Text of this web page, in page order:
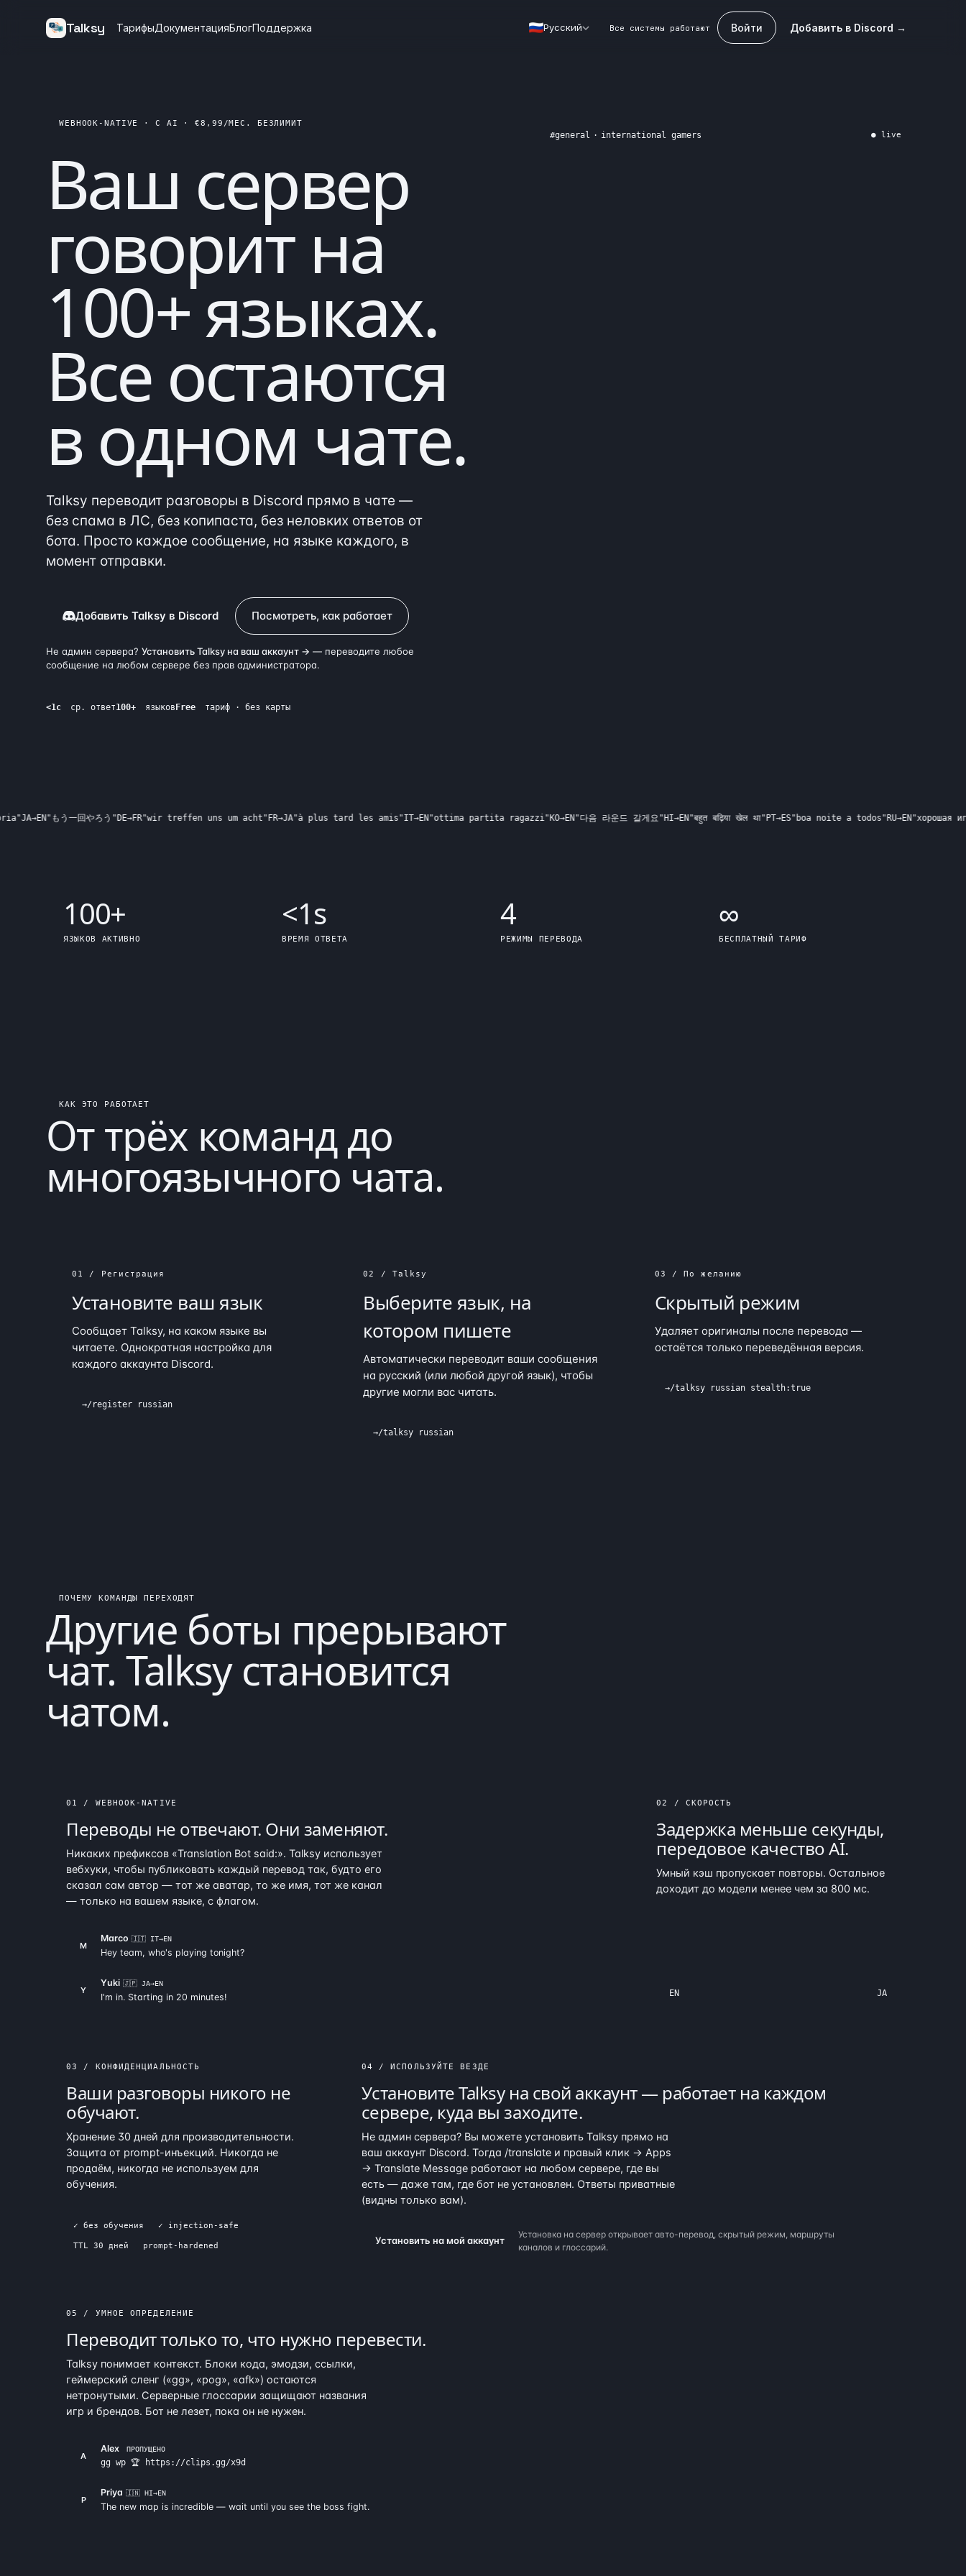
Talksy ТарифыДокументацияБлогПоддержка Русский Все системы работают Войти Добавить в Discord →
WEBHOOK-NATIVE · С AI · €8,99/МЕС. БЕЗЛИМИТ
Ваш сервер
говорит на
100+ языках.
Все остаются
водном чате.
Talksy переводит разговоры в Discord прямо в чате —
без спама в ЛС, без копипаста, без неловких ответов от
бота. Просто каждое сообщение, на языке каждого, в
момент отправки.
Добавить Talksy в Discord Посмотреть, как работает
Не админ сервера? Установить Talksy на ваш аккаунт → — переводите любое
сообщение на любом сервере без прав администратора.
<1с ср. ответ100+ языков Free тариф · без карты
#general · international gamers ● live
→EN"もう一回やろう"DE→FR"wir treffen uns um acht "FR→JA"à plus tard les amis "IT→EN"ottima partita ragazzi"KO→EN"다음 라운드 갈게요"HI →EN"बहुत बढ़िया खेल था"PT →ES"boa noite a todos"RU→EN"хорошая игра
100+
ЯЗЫКОВ АКТИВНО
<1s
ВРЕМЯ ОТВЕТА
4
РЕЖИМЫ ПЕРЕВОДА
∞
БЕСПЛАТНЫЙ ТАРИФ
КАК ЭТО РАБОТАЕТ
Оттрёх команддо
многоязычного чата.
01 / Регистрация
Установите ваш язык
Сообщает Talksy, на каком языке вы
читаете. Однократная настройка для
каждого аккаунта Discord.
→/register russian
02 / Talksy
Выберите язык, на
котором пишете
Автоматически переводит ваши сообщения
на русский (или любой другой язык), чтобы
другие могли вас читать.
→/talksy russian
03 / По желанию
Скрытый режим
Удаляет оригиналы после перевода —
остаётся только переведённая версия.
→/talksy russian stealth:true
ПОЧЕМУ КОМАНДЫ ПЕРЕХОДЯТ
Другие боты прерывают
чат. Talksyстановится
чатом.
01 / WEBHOOK-NATIVE
Переводы не отвечают. Они заменяют.
Никаких префиксов «Translation Bot said:». Talksy использует
вебхуки, чтобы публиковать каждый перевод так, будто его
сказал сам автор — тот же аватар, то же имя, тот же канал
— только на вашем языке, с флагом.
M
Marco 🇮🇹 IT→EN
Hey team, who's playing tonight?
Y
Yuki 🇯🇵 JA→EN
I'm in. Starting in 20 minutes!
02 / СКОРОСТЬ
Задержка меньше секунды,
передовое качество AI.
Умный кэш пропускает повторы. Остальное
доходит до модели менее чем за 800 мс.
EN JA
03 / КОНФИДЕНЦИАЛЬНОСТЬ
Ваши разговоры никого не
обучают.
Хранение 30 дней для производительности.
Защита от prompt-инъекций. Никогда не
продаём, никогда не используем для
обучения.
✓ без обучения ✓ injection-safe
TTL 30 дней prompt-hardened
04 / ИСПОЛЬЗУЙТЕ ВЕЗДЕ
Установите Talksy на свой аккаунт— работает на каждом
сервере, куда вы заходите.
Не админ сервера? Вы можете установить Talksy прямо на
ваш аккаунт Discord. Тогда /translate и правый клик → Apps
→ Translate Message работают на любом сервере, где вы
есть — даже там, где бот не установлен. Ответы приватные
(видны только вам).
Установить на мой аккаунт
Установка на сервер открывает авто-перевод, скрытый режим, маршруты
каналов и глоссарий.
05 / УМНОЕ ОПРЕДЕЛЕНИЕ
Переводит только то, что нужно перевести.
Talksy понимает контекст. Блоки кода, эмодзи, ссылки,
геймерский сленг («gg», «pog», «afk») остаются
нетронутыми. Серверные глоссарии защищают названия
игр и брендов. Бот не лезет, пока он не нужен.
A
Alex ПРОПУЩЕНО
gg wp 🏆 https://clips.gg/x9d
P
Priya 🇮🇳 HI→EN
The new map is incredible — wait until you see the boss fight.